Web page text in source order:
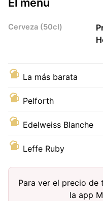
Cerveza (50cl)
La más barata
Pelforth
Edelweiss Blanche
Leffe Ruby
Para ver el precio de
la app